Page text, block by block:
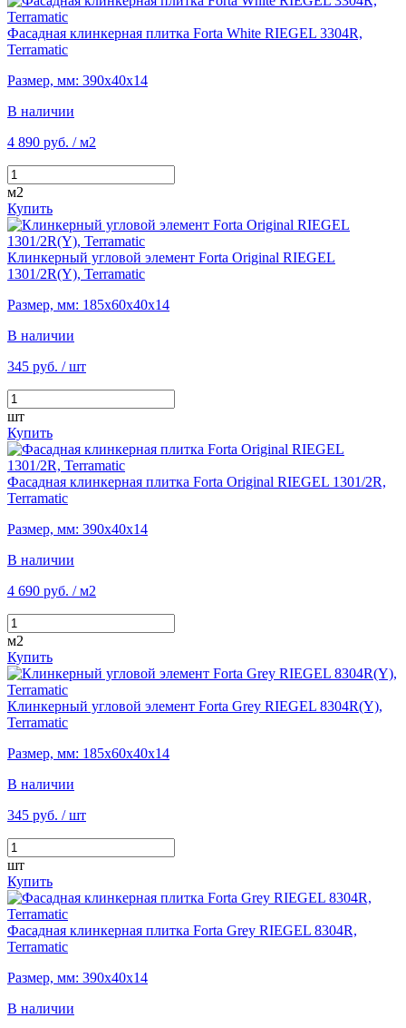
Фасадная клинкерная плитка Forta White RIEGEL 3304R,
Terramatic
Размер, мм: 390х40х14
В наличии
4 890 руб. / м2
м2
Купить
Клинкерный угловой элемент Forta Original RIEGEL
1301/2R(Y), Terramatic
Размер, мм: 185х60х40х14
В наличии
345 руб. / шт
шт
Купить
Фасадная клинкерная плитка Forta Original RIEGEL 1301/2R,
Terramatic
Размер, мм: 390х40х14
В наличии
4 690 руб. / м2
м2
Купить
Клинкерный угловой элемент Forta Grey RIEGEL 8304R(Y),
Terramatic
Размер, мм: 185х60х40х14
В наличии
345 руб. / шт
шт
Купить
Фасадная клинкерная плитка Forta Grey RIEGEL 8304R,
Terramatic
Размер, мм: 390х40х14
В наличии